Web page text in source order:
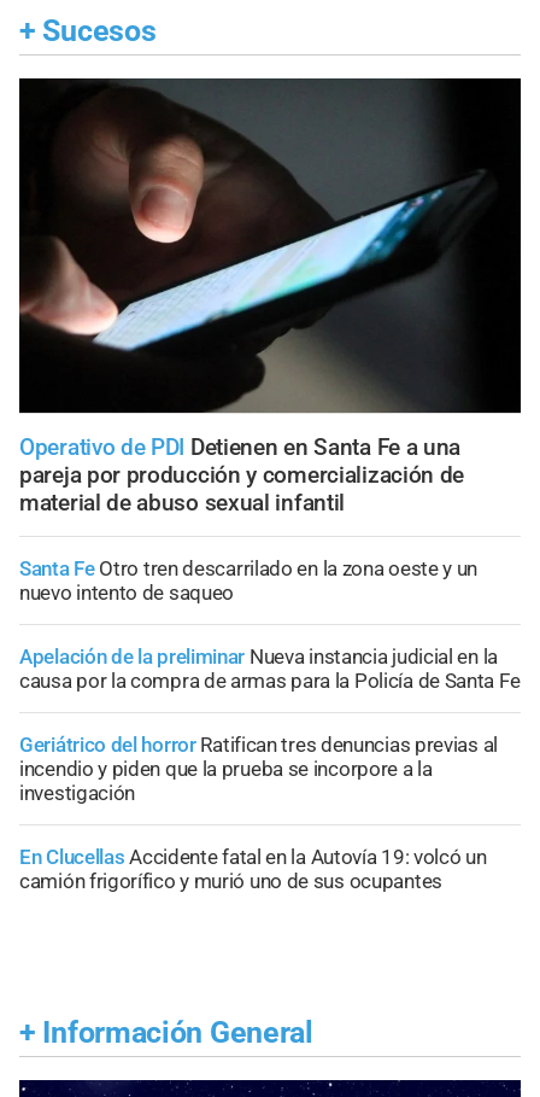
+ Sucesos
Operativo de PDI Detienen en Santa Fe a una
pareja por producción y comercialización de
material de abuso sexual infantil
Santa Fe Otro tren descarrilado en la zona oeste y un
nuevo intento de saqueo
Apelación de la preliminar Nueva instancia judicial en la
causa por la compra de armas para la Policía de Santa Fe
Geriátrico del horror Ratifican tres denuncias previas al
incendio y piden que la prueba se incorpore a la
investigación
En Clucellas Accidente fatal en la Autovía 19: volcó un
camión frigorífico y murió uno de sus ocupantes
+ Información General